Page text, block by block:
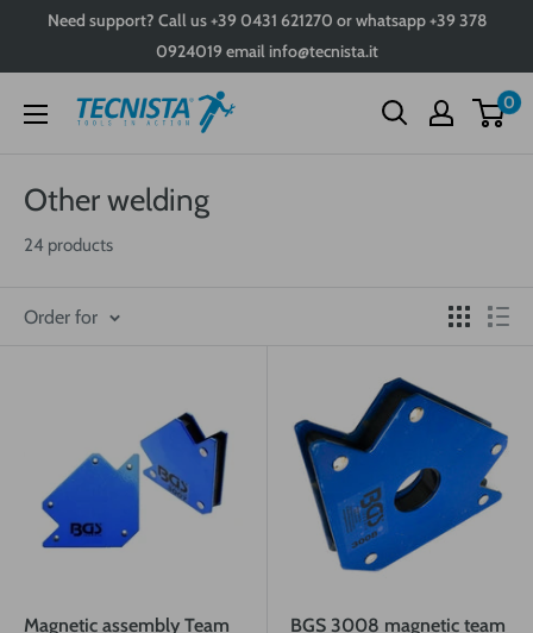
Need support? Call us +39 0431 621270 or whatsapp +39 378
0924019 email info@tecnista.it
Tecnista 0
Other welding
24 products
Order for
Magnetic assembly Team
BGS 3008 magnetic team